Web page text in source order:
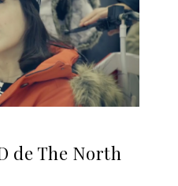
de The North